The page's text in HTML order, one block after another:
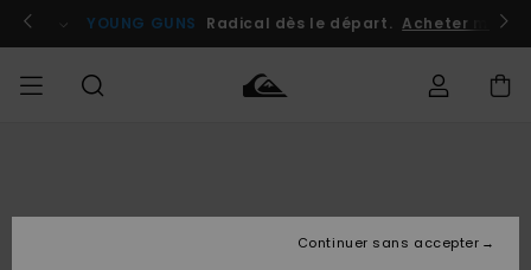
l'information
le
Se connecter / s'inscrire
YOUNG GUNS Radical dès le départ. Acheter
Continuer sans accepter